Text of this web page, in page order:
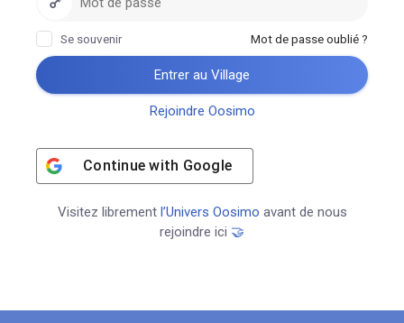
Se souvenir Mot de passe oublié ?
Entrer au Village
Rejoindre Oosimo
Continue with Google
Visitez librement l’Univers Oosimo avant de nous
rejoindre ici 🤝